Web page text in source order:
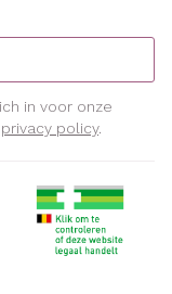
in voor onze
privacy policy.